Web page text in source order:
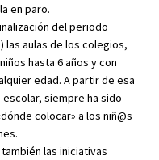
en paro.
del periodo
las aulas de los colegios,
hasta 6 años y con
edad. A partir de esa
siempre ha sido
colocar» a los niñ@s
las iniciativas